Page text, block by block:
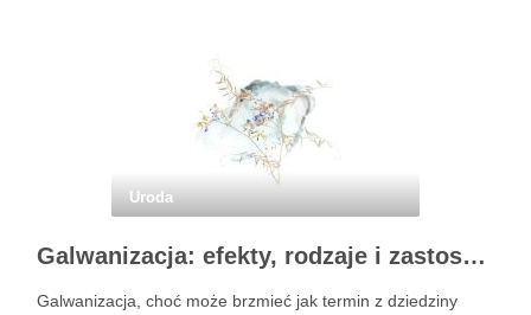
Uroda
Galwanizacja: efekty, rodzaje i zastosowanie w kosmetologii
Galwanizacja, choć może brzmieć jak termin z dziedziny